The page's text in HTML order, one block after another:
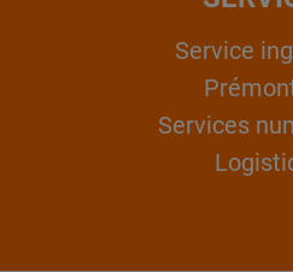
Service
Services